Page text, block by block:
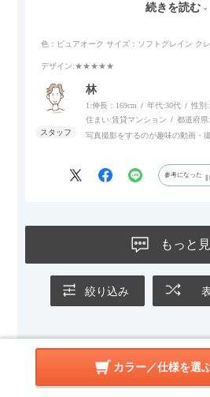
カラー／仕様を選
リラックスタイムによさそうでした。
す。
続きを読む
色：ピュアオーク サイズ：ソフトグレイン ク
デザイン:★★★★★
林
1:伸長：169cm 年代:30代 性別:
住まい:賃貸マンション 都道府県
写真撮影をするのが趣味の動画・
参考になった
もっと
絞り込み